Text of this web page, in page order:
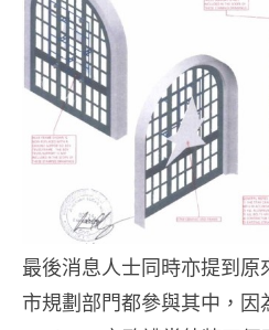
最後消息人士同時亦提到
市規劃部門都參與其中，